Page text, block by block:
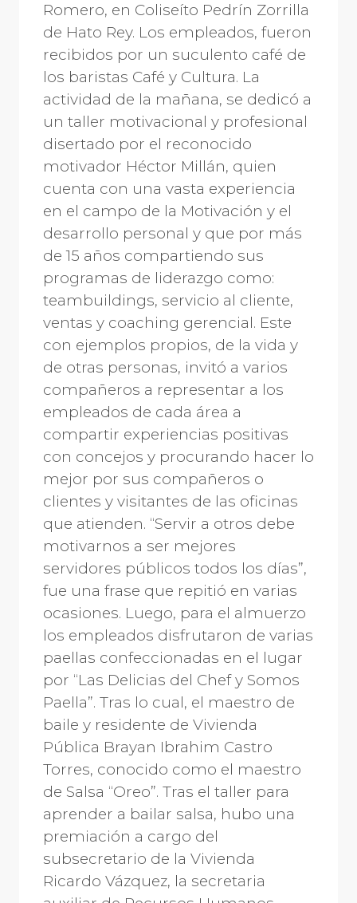
Romero, en Coliseíto Pedrín Zorrilla
de Hato Rey. Los empleados, fueron
recibidos por un suculento café de
los baristas Café y Cultura. La
actividad de la mañana, se dedicó a
un taller motivacional y profesional
disertado por el reconocido
motivador Héctor Millán, quien
cuenta con una vasta experiencia
en el campo de la Motivación y el
desarrollo personal y que por más
de 15 años compartiendo sus
programas de liderazgo como:
teambuildings, servicio al cliente,
ventas y coaching gerencial. Este
con ejemplos propios, de la vida y
de otras personas, invitó a varios
compañeros a representar a los
empleados de cada área a
compartir experiencias positivas
con concejos y procurando hacer lo
mejor por sus compañeros o
clientes y visitantes de las oficinas
que atienden. “Servir a otros debe
motivarnos a ser mejores
servidores públicos todos los días”,
fue una frase que repitió en varias
ocasiones. Luego, para el almuerzo
los empleados disfrutaron de varias
paellas confeccionadas en el lugar
por “Las Delicias del Chef y Somos
Paella”. Tras lo cual, el maestro de
baile y residente de Vivienda
Pública Brayan Ibrahim Castro
Torres, conocido como el maestro
de Salsa “Oreo”. Tras el taller para
aprender a bailar salsa, hubo una
premiación a cargo del
subsecretario de la Vivienda
Ricardo Vázquez, la secretaria